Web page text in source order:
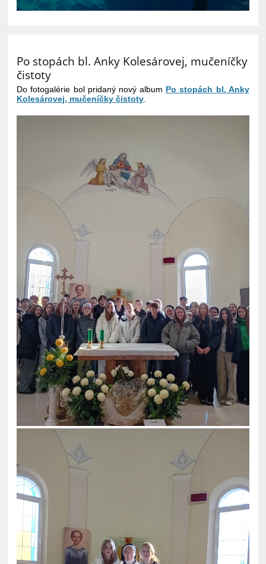
Po stopách bl. Anky Kolesárovej, mučeníčky
čistoty
Do fotogalérie bol pridaný nový album Po stopách bl. Anky
Kolesárovej, mučeníčky čistoty